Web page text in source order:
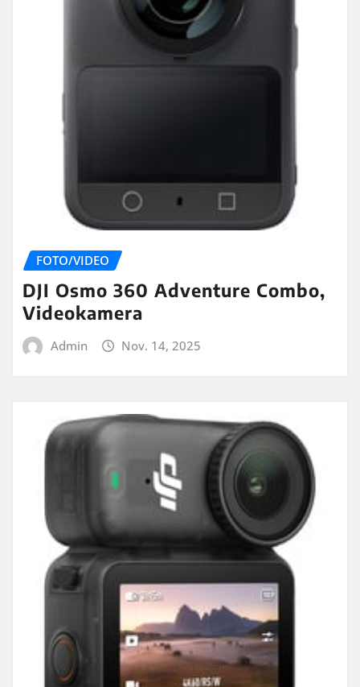
FOTO/VIDEO
DJI Osmo 360 Adventure Combo,
Videokamera
Admin Nov. 14, 2025